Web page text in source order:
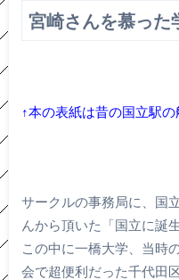
宮崎さんを慕った
↑本の表紙は昔の国立駅の
サークルの事務局に、国
んから頂いた「国立に誕
この中に一橋大学、当時
会で超便利だった千代田